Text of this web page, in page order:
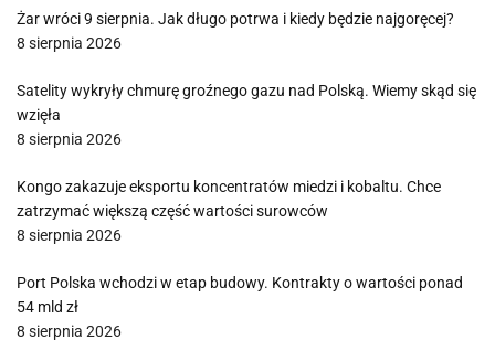
Żar wróci 9 sierpnia. Jak długo potrwa i kiedy będzie najgoręcej?
8 sierpnia 2026
Satelity wykryły chmurę groźnego gazu nad Polską. Wiemy skąd się
wzięła
8 sierpnia 2026
Kongo zakazuje eksportu koncentratów miedzi i kobaltu. Chce
zatrzymać większą część wartości surowców
8 sierpnia 2026
Port Polska wchodzi w etap budowy. Kontrakty o wartości ponad
54 mld zł
8 sierpnia 2026